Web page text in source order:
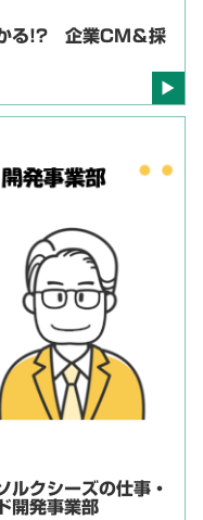
かる!? 企業CM＆採
ルクシーズの仕事・
開発事業部